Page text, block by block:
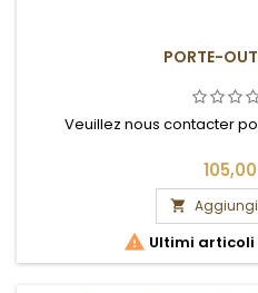
PORTE-
Veuillez nous contacter

 Ultimi